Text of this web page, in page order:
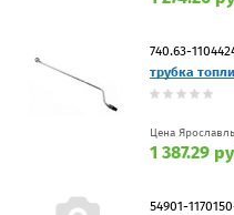
740.63-
трубка
Цена
1 387.29
54901-